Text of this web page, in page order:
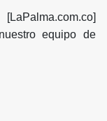
equipo de